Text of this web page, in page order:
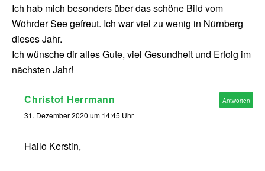
Ich hab mich besonders über das schöne Bild vom
Wöhrder See gefreut. Ich war viel zu wenig in Nürnberg
dieses Jahr.
Ich wünsche dir alles Gute, viel Gesundheit und Erfolg im
nächsten Jahr!
Christof Herrmann
31. Dezember 2020 um 14:45 Uhr
Hallo Kerstin,
Antworten